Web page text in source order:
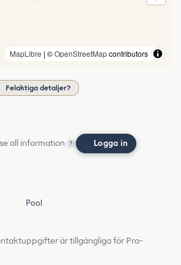
MapLibre | ©OpenStreetMapcontributors
Felaktiga detaljer?
all information ? Logga in
Pool
är tillgängliga för Pro-